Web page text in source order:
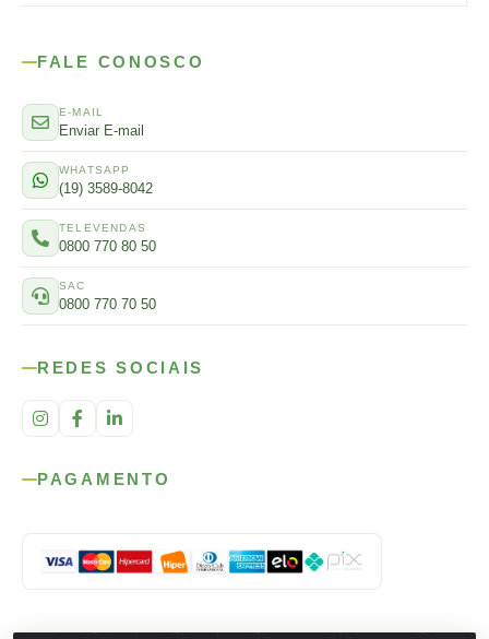
FALE CONOSCO
E-MAIL
Enviar E-mail
WHATSAPP
(19) 3589-8042
TELEVENDAS
0800 770 80 50
SAC
0800 770 70 50
REDES SOCIAIS
PAGAMENTO